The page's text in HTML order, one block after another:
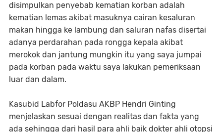
disimpulkan penyebab kematian korban adalah
kematian lemas akibat masuknya cairan kesaluran
makan hingga ke lambung dan saluran nafas disertai
adanya perdarahan pada rongga kepala akibat
merokok dan jantung mungkin itu yang saya jumpai
pada korban pada waktu saya lakukan pemeriksaan
luar dan dalam.
Kasubid Labfor Poldasu AKBP Hendri Ginting
menjelaskan sesuai dengan realitas dan fakta yang
ada sehingga dari hasil para ahli baik dokter ahli otopsi